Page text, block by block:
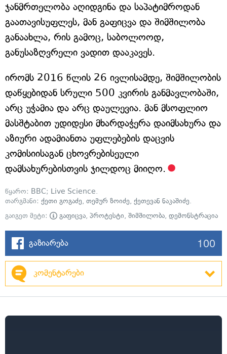
ჯანმრთელობა აღიდგინა და საპატიმროდან
გაათავისუფლეს, მან გაფიცვა და შიმშილობა
განაახლა, რის გამოც, საბოლოოდ,
განუსაზღვრელი ვადით დააკავეს.
ირომს 2016 წლის 26 ივლისამდე, შიმშილობის
დაწყებიდან სრული 500 კვირის განმავლობაში,
არც უჭამია და არც დაულევია. მან მსოფლიო
მასშტაბით უდიდესი მხარდაჭერა დაიმსახურა და
აზიური ადამიანთა უფლებების დაცვის
კომისიისაგან ცხოვრებისეული
დამსახურებისთვის ჯილდოც მიიღო.
წყარო: BBC; Live Science.
თარგმანი: ქეთი გოგაძე, თემურ ზოიძე, ქეთევან ნაკაშიძე.
გაიგეთ მეტი:
გაფიცვა, პროტესტი, შიმშილობა, დემონსტრაცია
გაზიარება 100
კომენტარები